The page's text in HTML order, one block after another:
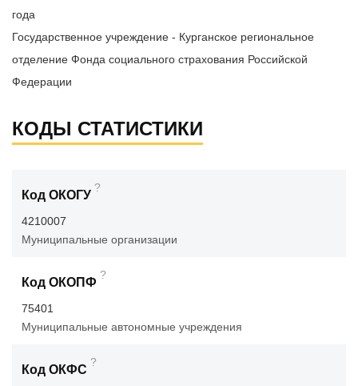
года
Государственное учреждение - Курганское региональное
отделение Фонда социального страхования Российской
Федерации
КОДЫ СТАТИСТИКИ
Код ОКОГУ
?
4210007
Муниципальные организации
Код ОКОПФ
?
75401
Муниципальные автономные учреждения
Код ОКФС
?